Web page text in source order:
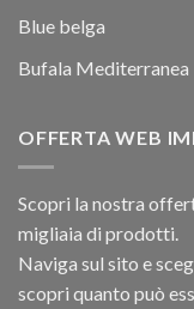
Blue belga
Bufala Mediterranea
OFFERTA WEB
Scopri la nostra
migliaia di prodotti.
Naviga sul sito e
scopri quanto può